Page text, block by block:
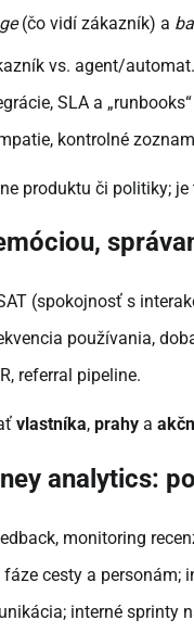
(čo vidí zákazník) a
vs. agent/automat.
SLA a
kontrolné
produktu či politiky;
(spokojnosť s
používania,
referral pipeline.
vlastníka, prahy a
analytics:
monitoring
cesty a personám;
interné sprinty